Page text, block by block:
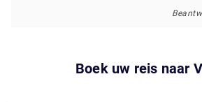
Boek uw reis naar